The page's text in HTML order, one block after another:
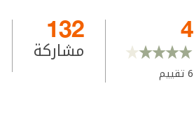
4
6تقييم
132
مشاركة